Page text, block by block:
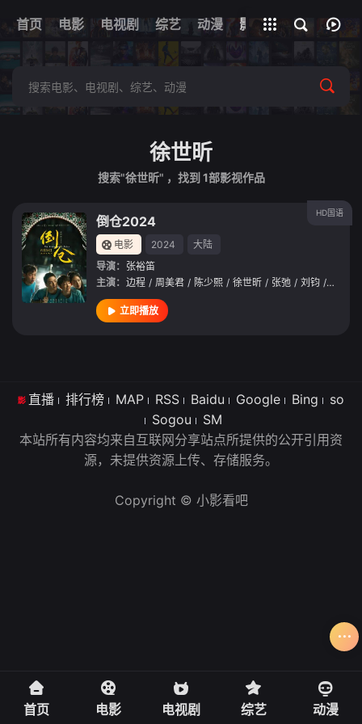
首页 电影 电视剧 综艺 动漫 影视
全部影片
徐世昕
搜索"徐世昕" ，找到 1部影视作品
HD国语
倒仓2024
电影 2024
大陆
导演： 张裕笛
主演： 边程 / 周美君 / 陈少熙 / 徐世昕 / 张弛 / 刘钧 / 宋小川
立即播放
直播 排行榜 MAP RSS Baidu Google Bing
so
Sogou
SM
本站所有内容均来自互联网分享站点所提供的公开引用资
源，未提供资源上传、存储服务。
Copyright © 小影看吧
首页 电影 电视剧 综艺 动漫